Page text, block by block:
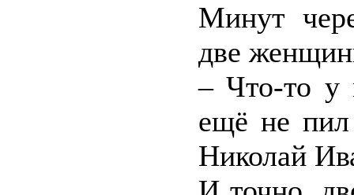
Минут
две
– Что-то у
ещё не
Николай